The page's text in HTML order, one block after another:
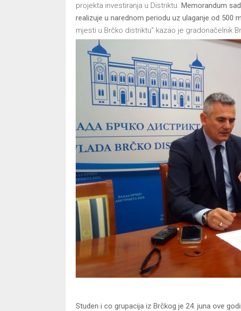
projekta investiranja u Distriktu. Memorandum
realizuje u narednom periodu uz ulaganje od 500
mjesti u Brčko distriktu” kazao je gradonačelnik
Studen i co grupacija iz Brčkog je 24. juna ove